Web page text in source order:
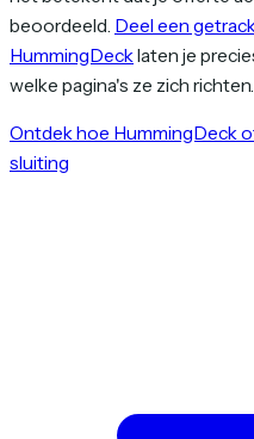
beoordeeld. Deel een
HummingDecklaten je
welke pagina's ze zich richten.
Ontdek hoe HummingDeck
sluiting